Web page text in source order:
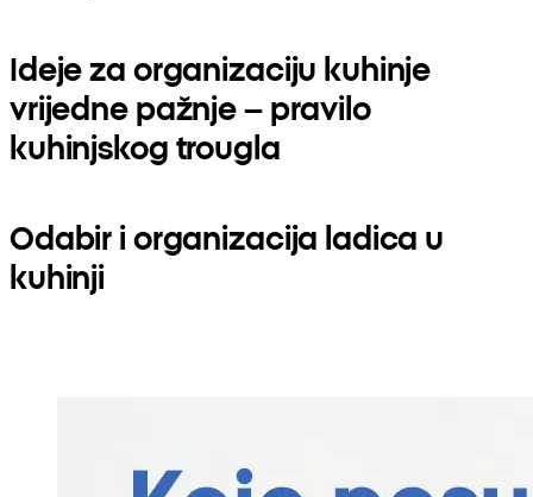
Ideje za organizaciju kuhinje
vrijedne pažnje – pravilo
kuhinjskog trougla
Odabir i organizacija ladica u
kuhinji